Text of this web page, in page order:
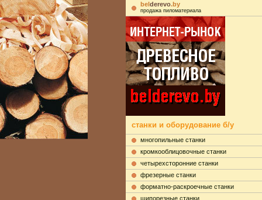
belderevo.by
продажа пиломатериала
станки и оборудование б/у
многопильные станки
кромкооблицовочные станки
четырехсторонние станки
фрезерные станки
форматно-раскроечные станки
шипорезные станки